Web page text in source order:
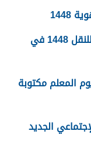
رابط التقديم على وظائف الهيئة العامة للنقل 1448 في
.. عبارات عن يوم المعلم مكتوبة
الجديد